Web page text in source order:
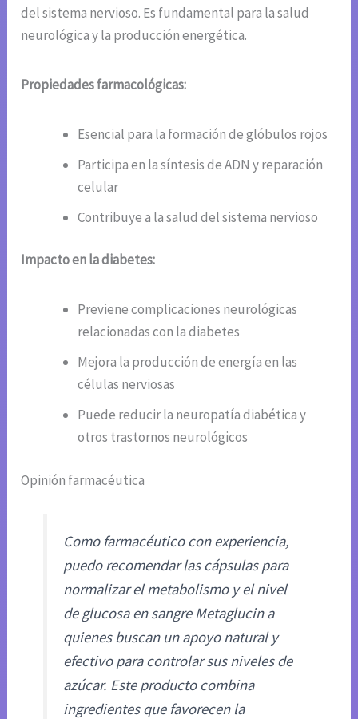
del sistema nervioso. Es fundamental para la salud
neurológica y la producción energética.
Propiedades farmacológicas:
Esencial para la formación de glóbulos rojos
Participa en la síntesis de ADN y reparación
celular
Contribuye a la salud del sistema nervioso
Impacto en la diabetes:
Previene complicaciones neurológicas
relacionadas con la diabetes
Mejora la producción de energía en las
células nerviosas
Puede reducir la neuropatía diabética y
otros trastornos neurológicos
Opinión farmacéutica
Como farmacéutico con experiencia,
puedo recomendar las cápsulas para
normalizar el metabolismo y el nivel
de glucosa en sangre Metaglucin a
quienes buscan un apoyo natural y
efectivo para controlar sus niveles de
azúcar. Este producto combina
ingredientes que favorecen la